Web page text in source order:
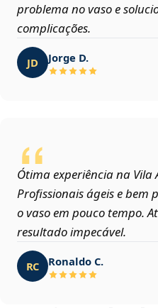
problema no vaso e
complicações.
JD Jorge D.
Ótima experiência na Vila
Profissionais ágeis e bem
o vaso em pouco tempo.
resultado impecável.
RC Ronaldo C.